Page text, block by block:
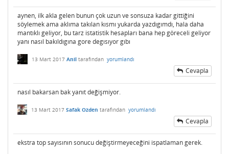
aynen, ilk akla gelen bunun çok uzun ve sonsuza kadar gittiğini
söylemek ama aklıma takılan kısmı yukarda yazdıgımdı, hala daha
mantıklı geliyor, bu tarz istatistik hesapları bana hep göreceli geliyor
yanı nasıl bakıldıgına gore degısıyor gıbı
13 Mart 2017 Anil tarafından yorumlandı
Cevapla
nasıl bakarsan bak yanıt değişmiyor.
13 Mart 2017 Safak Ozden tarafından yorumlandı
Cevapla
ekstra top sayısının sonucu değiştirmeyeceğini ispatlaman gerek.